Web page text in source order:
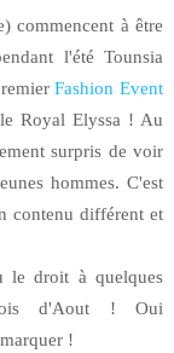
commencent à être
l'été Tounsia
Fashion Event
Royal Elyssa ! Au
surpris de voir
hommes. C'est
contenu différent et
le droit à quelques
d'Aout ! Oui
!